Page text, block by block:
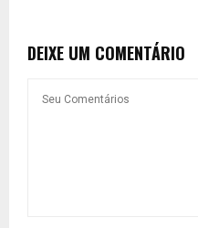
DEIXE UM COMENTÁRIO